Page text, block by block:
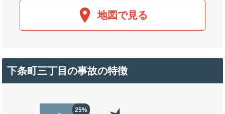
地図で見る
下条町三丁目の事故の特徴
25%